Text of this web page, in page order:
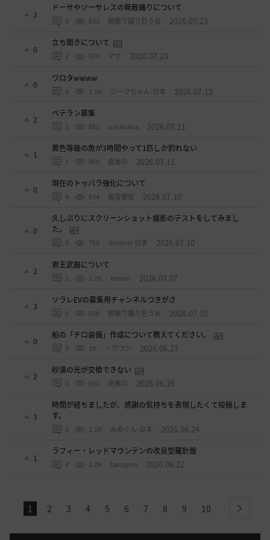
3
ドーサやソーサレスの無敵踊りについて
0 832 無敵で踊り狂う女 2026.07.23
0
立ち聞きについて
2 878 マサ 2026.07.23
0
ワロタwwww
0 1.1K ジークちゃん-日本 2026.07.15
2
ベテラン募集
2 881 sunanana 2026.07.11
1
黄色等級の魚が3時間やって1匹しか釣れない
1 969 倉庫の 2026.07.11
0
現在のトゥバラ強化について
4 934 福音使徒 2026.07.10
0
久しぶりにスクリーンショット撮影のテストをしてみまし
た。
0 759 shodori-日本 2026.07.10
2
君王武器について
2 1.2K Renon 2026.07.07
3
ソラレEVの募集用チャンネルつきがさ
0 928 無敵で踊り狂う女 2026.07.02
0
船の「チロ装備」作成について教えてください。
3 1K ノウワン 2026.06.27
2
砂漠の光が交換できない
0 930 倉庫の 2026.06.26
3
時間が経ちましたが、感謝の気持ちを表現したくて投稿しま
す。
0 1.1K みめぐん-日本 2026.06.24
1
ラフィー・レッドマウンテンの改良型羅針盤
4 1.2K tanupon 2026.06.22
1 2 3 4 5 6 7 8 9 10 next